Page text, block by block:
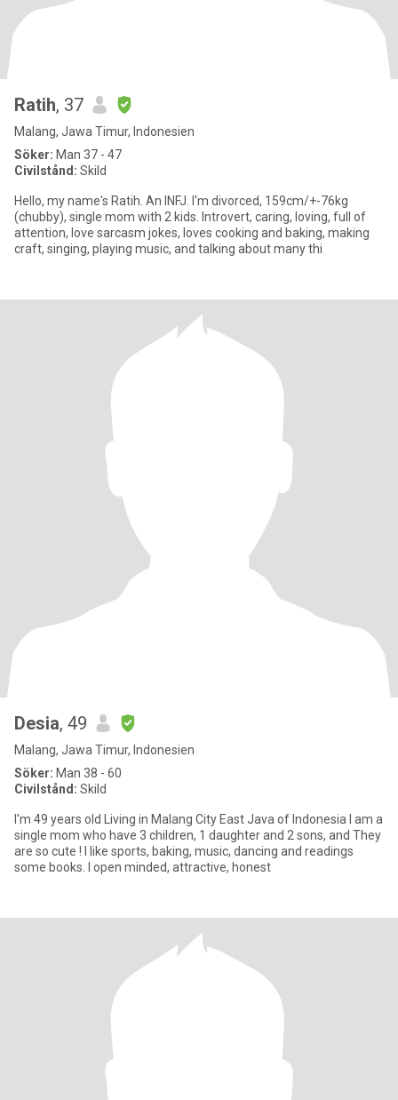
Ratih, 37
Malang, Jawa Timur, Indonesien
Söker: Man 37 - 47
Civilstånd: Skild
Hello, my name's Ratih. An INFJ. I'm divorced, 159cm/+-76kg
(chubby), single mom with 2 kids. Introvert, caring, loving, full of
attention, love sarcasm jokes, loves cooking and baking, making
craft, singing, playing music, and talking about many thi
Desia, 49
Malang, Jawa Timur, Indonesien
Söker: Man 38 - 60
Civilstånd: Skild
I'm 49 years old Living in Malang City East Java of Indonesia I am a
single mom who have 3 children, 1 daughter and 2 sons, and They
are so cute ! I like sports, baking, music, dancing and readings
some books. I open minded, attractive, honest